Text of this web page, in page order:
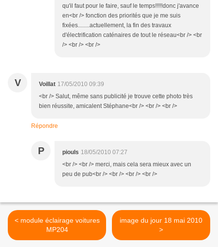
qu'il faut pour le faire, sauf le temps!!!!!donc j'avance
en<br /> fonction des priorités que je me suis
fixées........actuellement, la fin des travaux
d'électrification caténaires de tout le réseau<br /> <br
/> <br /> <br />
V Voillat 17/05/2010 09:39
<br /> Salut, même sans publicité je trouve cette photo très
bien réussite, amicalent Stéphane<br /> <br /> <br />
Répondre
P piouls 18/05/2010 07:27
<br /> <br /> merci, mais cela sera mieux avec un
peu de pub<br /> <br /> <br /> <br />
< module éclairage voitures
MP204
image du jour 18 mai 2010
>